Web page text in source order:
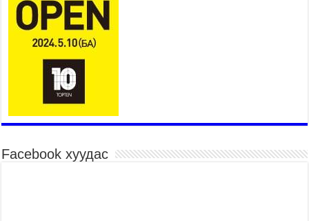
Төв цэнгэлдэхийн эргэн тойронд
2026 оны 7 сар 15 / 10 цаг 58 минут
Үндэсний их баяр наадмын шагайн харваа
насанд хүрэгчдийн багийн харваагаар
үргэлжилж байна
2026 оны 7 сар 15 / 10 цаг 52 минут
Үндэсний их баяр наадмын хүчит бөхийн
Facebook хуудас